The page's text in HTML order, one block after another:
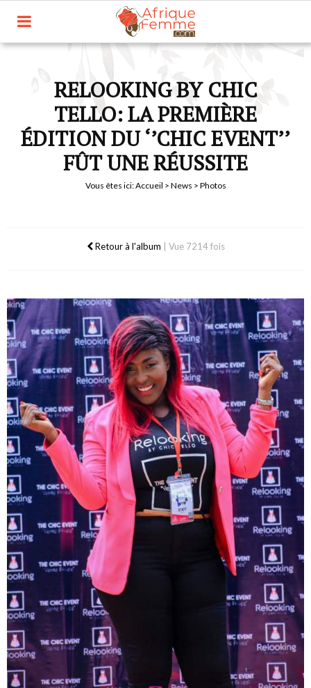
RELOOKING BY CHIC
TELLO: LA PREMIÈRE
ÉDITION DU ‘’CHIC EVENT’’
FÛT UNE RÉUSSITE
Vous êtes ici:Accueil > News > Photos
Retour à l'album Vue 7214 fois